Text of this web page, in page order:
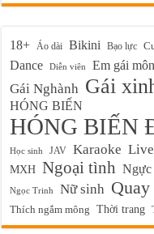
18+ Áo dài Bikini Bạo lực
Dance Diễn viên Em gái
Gái Nghành Gái
HÓNG BIẾN
HÓNG BIẾN
Học sinh
JAV Karaoke
MXH Ngoại tình Ngực
Ngọc Trinh Nữ sinh Quay
Thích ngắm mông Thời trang